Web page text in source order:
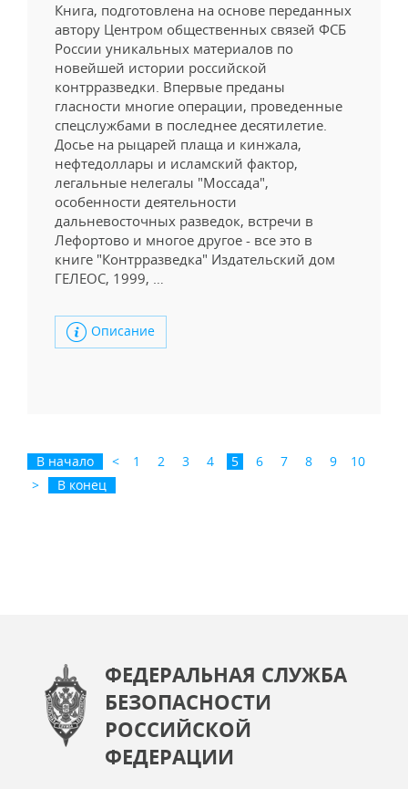
Книга, подготовлена на основе переданных
автору Центром общественных связей ФСБ
России уникальных материалов по
новейшей истории российской
контрразведки. Впервые преданы
гласности многие операции, проведенные
спецслужбами в последнее десятилетие.
Досье на рыцарей плаща и кинжала,
нефтедоллары и исламский фактор,
легальные нелегалы "Моссада",
особенности деятельности
дальневосточных разведок, встречи в
Лефортово и многое другое - все это в
книге "Контрразведка" Издательский дом
ГЕЛЕОС, 1999, …
Описание
В начало < 1 2 3 4 5 6 7 8 9
10
>
В конец
ФЕДЕРАЛЬНАЯ СЛУЖБА
БЕЗОПАСНОСТИ
РОССИЙСКОЙ
ФЕДЕРАЦИИ